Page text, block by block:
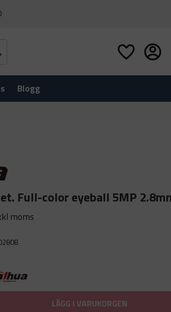
Blogg
Full-color eyeball 5MP
moms
LÄGG I VARUKORGEN